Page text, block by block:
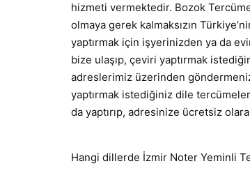
hizmeti vermektedir. Bozok
olmaya gerek kalmaksızın
yaptırmak için işyerinizden ya da
bize ulaşıp, çeviri yaptırmak
adreslerimiz üzerinden
yaptırmak istediğiniz dile
da yaptırıp, adresinize ücretsiz
Hangi dillerde İzmir Noter Yeminli